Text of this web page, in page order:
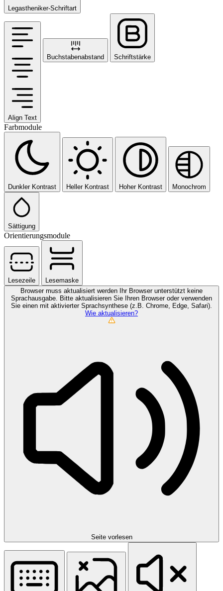
Legastheniker-Schriftart
Align Text
Buchstabenabstand Schriftstärke
Farbmodule
Dunkler Kontrast Heller Kontrast Hoher Kontrast Monochrom
Sättigung
Orientierungsmodule
Lesezeile
Lesemaske
Browser muss aktualisiert werden
Ihr Browser unterstützt keine
Sprachausgabe. Bitte aktualisieren Sie Ihren Browser oder verwenden
Sie einen mit aktivierter Sprachsynthese (z.B. Chrome, Edge, Safari).
Wie aktualisieren?
Seite vorlesen